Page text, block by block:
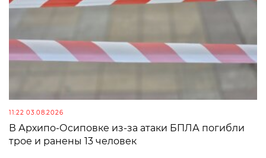
11:22 03.08.2026
В Архипо-Осиповке из-за атаки БПЛА погибли
трое и ранены 13 человек